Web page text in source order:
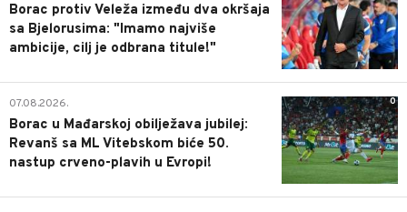
Borac protiv Veleža između dva okršaja
sa Bjelorusima: "Imamo najviše
ambicije, cilj je odbrana titule!"
0
07.08.2026.
Borac u Mađarskoj obilježava jubilej:
Revanš sa ML Vitebskom biće 50.
nastup crveno-plavih u Evropi!